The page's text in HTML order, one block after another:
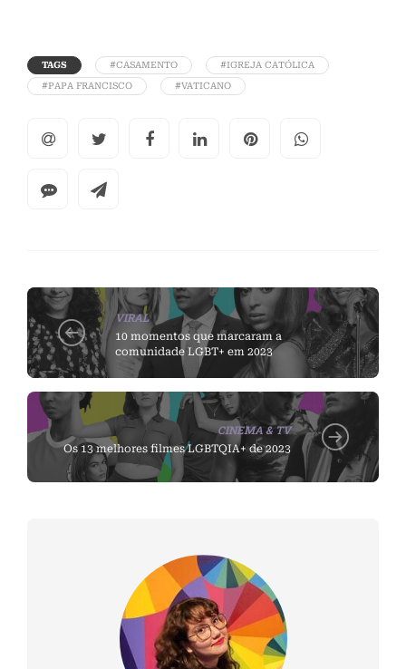
TAGS #CASAMENTO #IGREJA CATÓLICA
#PAPA FRANCISCO #VATICANO
VIRAL
10 momentos que marcaram a
comunidade LGBT+ em 2023
CINEMA & TV
Os 13 melhores filmes LGBTQIA+ de 2023